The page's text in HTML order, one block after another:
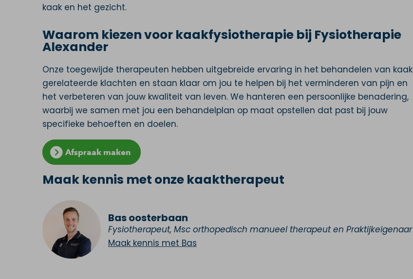
kaak en het gezicht.
Waarom kiezen voor kaakfysiotherapie bij Fysiotherapie
Alexander
Onze toegewijde therapeuten hebben uitgebreide ervaring in het behandelen van kaak
gerelateerde klachten en staan klaar om jou te helpen bij het verminderen van pijn en
het verbeteren van jouw kwaliteit van leven. We hanteren een persoonlijke benadering,
waarbij we samen met jou een behandelplan op maat opstellen dat past bij jouw
specifieke behoeften en doelen.
Afspraak maken
Maak kennis met onze kaaktherapeut
Bas oosterbaan
Fysiotherapeut, Msc orthopedisch manueel therapeut en Praktijkeigenaar
Maak kennis met Bas